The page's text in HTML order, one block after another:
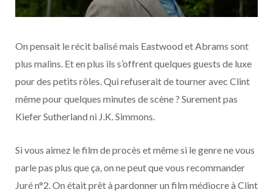
On pensait le récit balisé mais Eastwood et Abrams sont
plus malins. Et en plus ils s’offrent quelques guests de luxe
pour des petits rôles. Qui refuserait de tourner avec Clint
même pour quelques minutes de scène ? Surement pas
Kiefer Sutherland ni J.K. Simmons.
Si vous aimez le film de procès et même si le genre ne vous
parle pas plus que ça, on ne peut que vous recommander
Juré n°2. On était prêt à pardonner un film médiocre à Clint